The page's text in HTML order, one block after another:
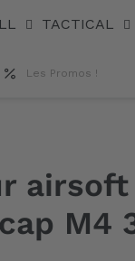
TACTICAL
Les Promos !
airsoft
M4